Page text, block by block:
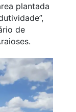
plantada
de